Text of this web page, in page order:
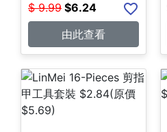
$ 9.99 $6.24
由此查看